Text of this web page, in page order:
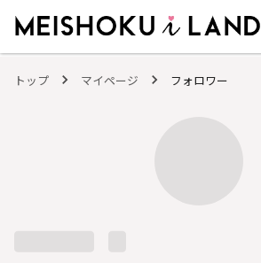
トップ マイページ フォロワー